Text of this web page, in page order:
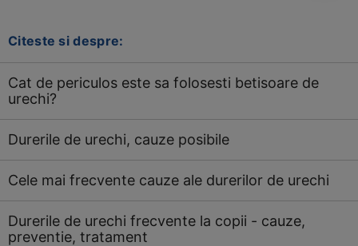
Citeste si despre:
Cat de periculos este sa folosesti betisoare de
urechi?
Durerile de urechi, cauze posibile
Cele mai frecvente cauze ale durerilor de urechi
Durerile de urechi frecvente la copii - cauze,
preventie, tratament